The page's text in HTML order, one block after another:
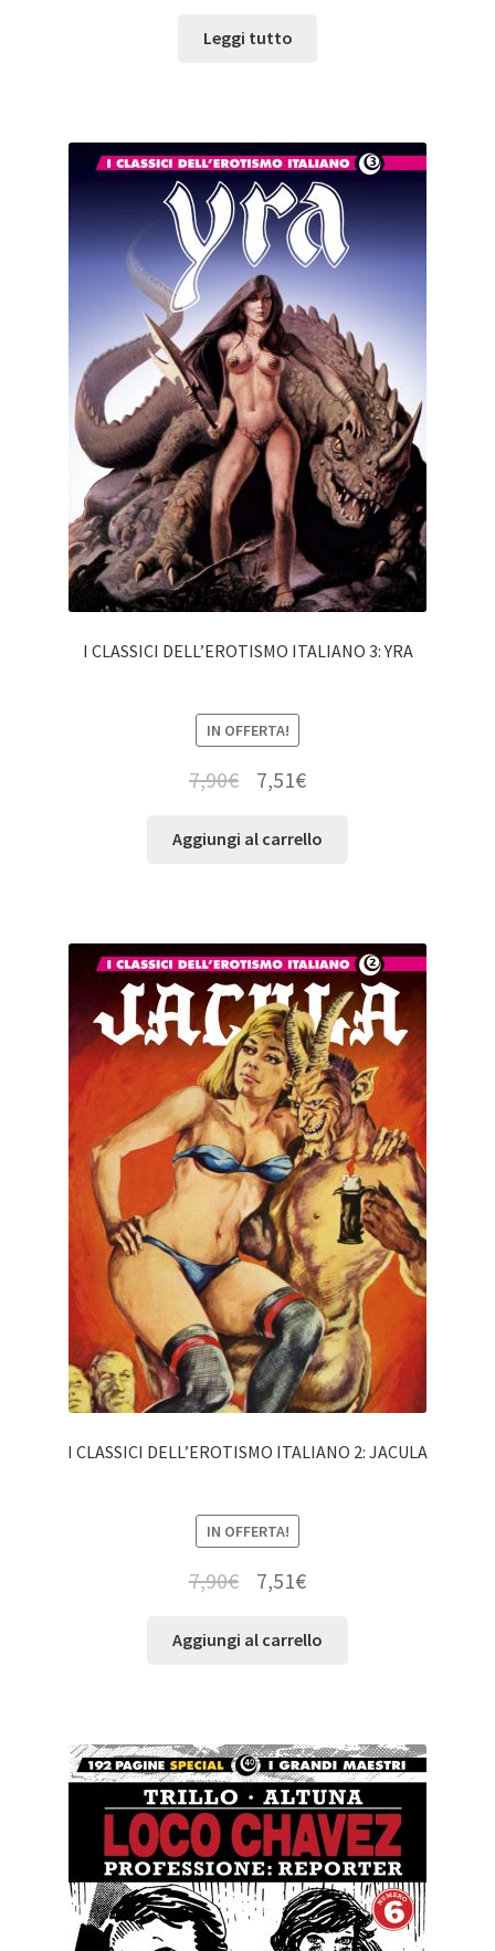
Leggi tutto
I CLASSICI DELL’EROTISMO ITALIANO 3: YRA
IN OFFERTA!
7,90€ 7,51€
Aggiungi al carrello
I CLASSICI DELL’EROTISMO ITALIANO 2: JACULA
IN OFFERTA!
7,90€ 7,51€
Aggiungi al carrello